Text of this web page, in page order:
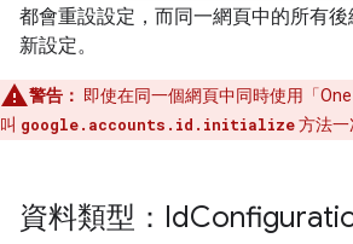
都會重設設定，而同一網頁中的所有
新設定。
警告：
即使在同一個網頁中同時使用「
叫 google.accounts.id.initialize方法一
資料類型：Id